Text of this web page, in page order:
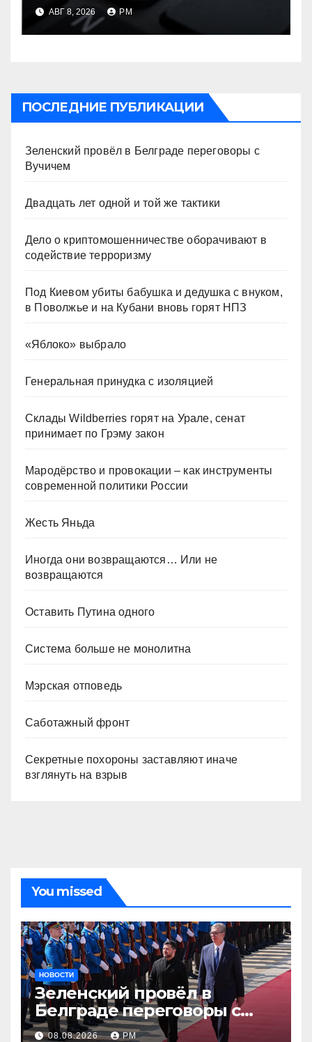
терроризму
АВГ 8, 2026 РМ
ПОСЛЕДНИЕ ПУБЛИКАЦИИ
Зеленский провёл в Белграде переговоры с
Вучичем
Двадцать лет одной и той же тактики
Дело о криптомошенничестве оборачивают в
содействие терроризму
Под Киевом убиты бабушка и дедушка с внуком,
в Поволжье и на Кубани вновь горят НПЗ
«Яблоко» выбрало
Генеральная принудка с изоляцией
Склады Wildberries горят на Урале, сенат
принимает по Грэму закон
Мародёрство и провокации – как инструменты
современной политики России
Жесть Яньда
Иногда они возвращаются… Или не
возвращаются
Оставить Путина одного
Система больше не монолитна
Мэрская отповедь
Саботажный фронт
Секретные похороны заставляют иначе
взглянуть на взрыв
You missed
НОВОСТИ
Зеленский провёл в
Белграде переговоры с
Вучичем
08.08.2026 РМ